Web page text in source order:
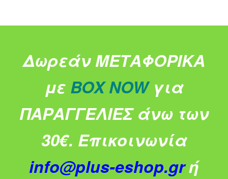
Δωρεάν ΜΕΤΑΦΟΡΙΚΑ
με BOX NOW για
ΠΑΡΑΓΓΕΛΙΕΣ άνω των
30€. Επικοινωνία
info@plus-eshop.grή